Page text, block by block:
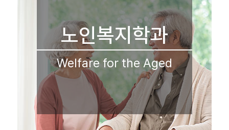
노인복지학과
Welfare for the Aged